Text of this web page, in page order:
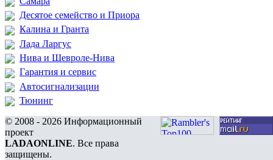
Десятое семейство и Приора
Калина и Гранта
Лада Ларгус
Нива и Шевроле-Нива
Гарантия и сервис
Автосигнализации
Тюнинг
© 2008 - 2026 Информационный
проект
LADAONLINE. Все права
защищены.